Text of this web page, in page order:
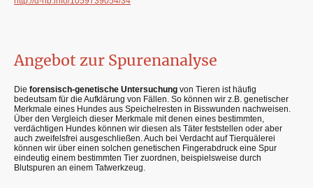
Angebot zur Spurenanalyse
Die forensisch-genetische Untersuchung von Tieren ist häufig
bedeutsam für die Aufklärung von Fällen. So können wir z.B. genetischer
Merkmale eines Hundes aus Speichelresten in Bisswunden nachweisen.
Über den Vergleich dieser Merkmale mit denen eines bestimmten,
verdächtigen Hundes können wir diesen als Täter feststellen oder aber
auch zweifelsfrei ausgeschließen. Auch bei Verdacht auf Tierquälerei
können wir über einen solchen genetischen Fingerabdruck eine Spur
eindeutig einem bestimmten Tier zuordnen, beispielsweise durch
Blutspuren an einem Tatwerkzeug.